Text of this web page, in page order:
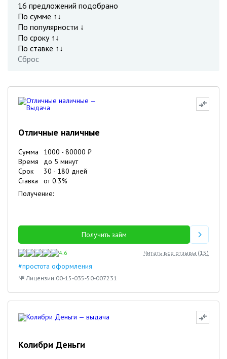
16 предложений подобрано
По сумме ↑↓
По популярности ↓
По сроку ↑↓
По ставке ↑↓
Сброс
Отличные наличные
Сумма 1000 - 80000 ₽
Время
до 5 минут
Срок
30 - 180 дней
Ставка
от0.3%
Получение:
Получить займ
4.6 Читать все отзывы (15)
#простота оформления
№ Лицензии 00-15-035-50-007231
Колибри Деньги